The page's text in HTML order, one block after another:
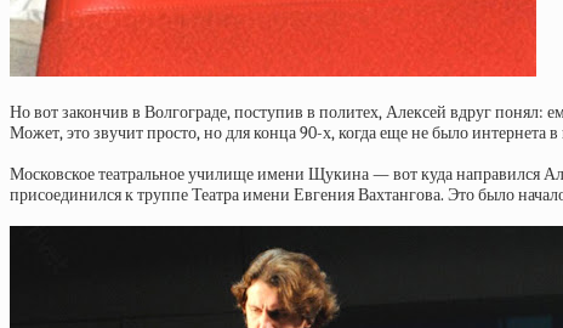
Но вот закончив в Волгограде, поступив в политех, Алексей вдруг понял:
Может, это звучит просто, но для конца 90-х, когда еще не было
Московское театральное училище имени Щукина — вот куда направился
присоединился к труппе Театра имени Евгения Вахтангова. Это было